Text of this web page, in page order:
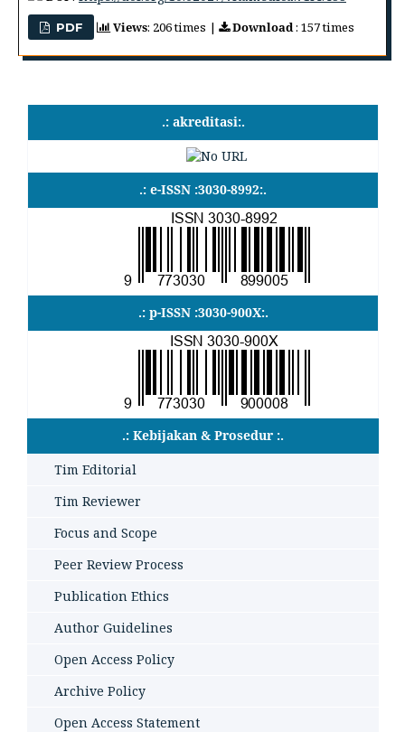
PDF Views: 206 times | Download: 157 times
.: akreditasi:.
.: e-ISSN :3030-8992:.
.: p-ISSN :3030-900X:.
.: Kebijakan & Prosedur :.
Tim Editorial
Tim Reviewer
Focus and Scope
Peer Review Process
Publication Ethics
Author Guidelines
Open Access Policy
Archive Policy
Open Access Statement